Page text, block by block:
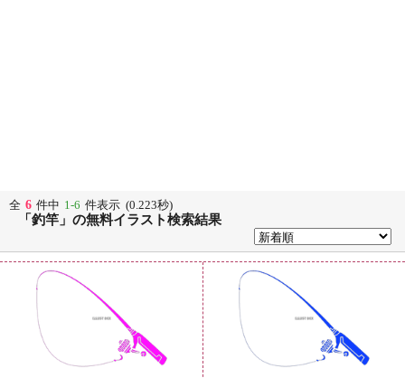
全 6 件中 1-6 件表示 (0.223秒)
「釣竿」の無料イラスト検索結果